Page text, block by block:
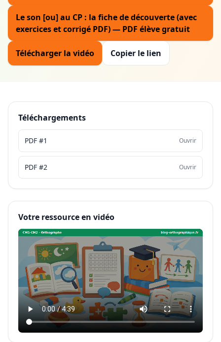
Le son [ou] au CP : la fiche de découverte (avec
exercices et corrigé PDF) — PDF élève gratuit
Télécharger la vidéo Copier le lien
Téléchargements
PDF #1 Ouvrir
PDF #2 Ouvrir
Votre ressource en vidéo